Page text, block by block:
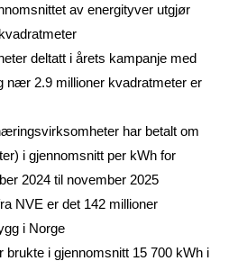
av energityver utgjør
deltatt i årets kampanje med
nær 2.9 millioner kvadratmeter er
har betalt om
i gjennomsnitt per kWh for
2024 til november 2025
NVE er det 142 millioner
i Norge
brukte i gjennomsnitt 15 700 kWh i